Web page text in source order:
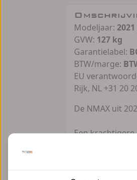
Modeljaar: 2021
GVW: 127 kg
Garantielabel:
BTW/marge:
EU
Rijk, NL +31 20
De NMAX uit
Een
Met de ruime
rit naar werk of